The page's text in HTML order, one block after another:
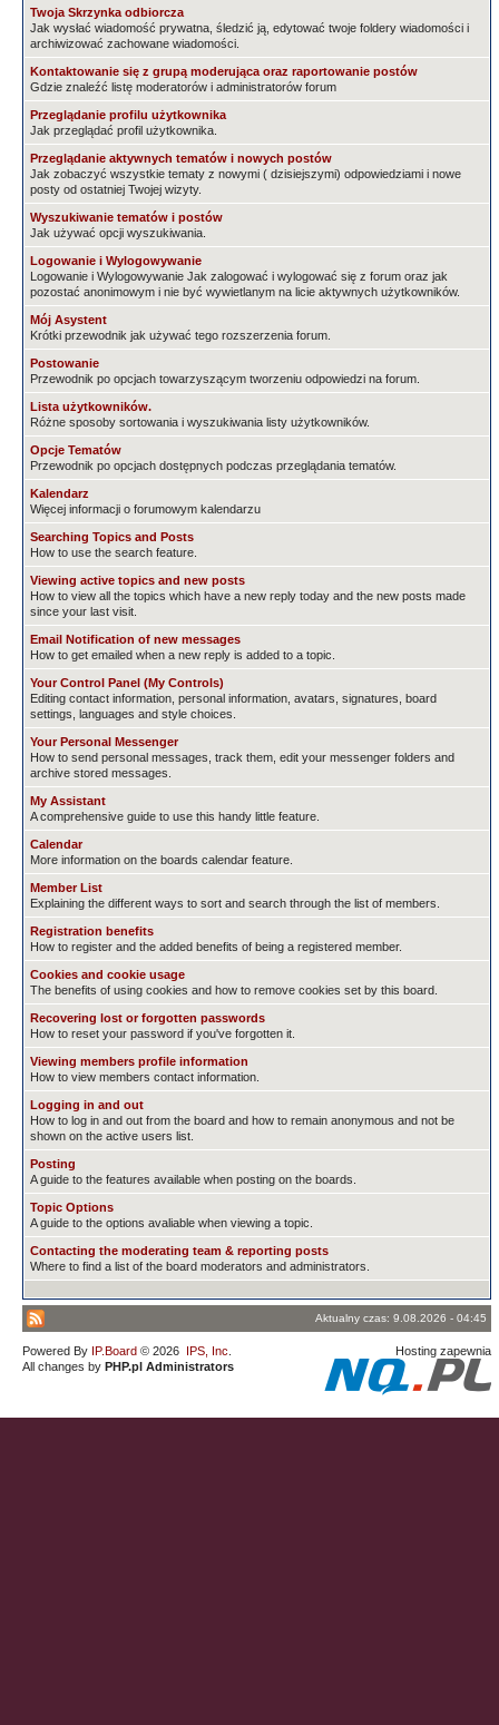
Twoja Skrzynka odbiorcza
Jak wysłać wiadomość prywatna, śledzić ją, edytować twoje foldery wiadomości i
archiwizować zachowane wiadomości.
Kontaktowanie się z grupą moderująca oraz raportowanie postów
Gdzie znaleźć listę moderatorów i administratorów forum
Przeglądanie profilu użytkownika
Jak przeglądać profil użytkownika.
Przeglądanie aktywnych tematów i nowych postów
Jak zobaczyć wszystkie tematy z nowymi ( dzisiejszymi) odpowiedziami i nowe
posty od ostatniej Twojej wizyty.
Wyszukiwanie tematów i postów
Jak używać opcji wyszukiwania.
Logowanie i Wylogowywanie
Logowanie i Wylogowywanie Jak zalogować i wylogować się z forum oraz jak
pozostać anonimowym i nie być wywietlanym na licie aktywnych użytkowników.
Mój Asystent
Krótki przewodnik jak używać tego rozszerzenia forum.
Postowanie
Przewodnik po opcjach towarzyszącym tworzeniu odpowiedzi na forum.
Lista użytkowników.
Różne sposoby sortowania i wyszukiwania listy użytkowników.
Opcje Tematów
Przewodnik po opcjach dostępnych podczas przeglądania tematów.
Kalendarz
Więcej informacji o forumowym kalendarzu
Searching Topics and Posts
How to use the search feature.
Viewing active topics and new posts
How to view all the topics which have a new reply today and the new posts made
since your last visit.
Email Notification of new messages
How to get emailed when a new reply is added to a topic.
Your Control Panel (My Controls)
Editing contact information, personal information, avatars, signatures, board
settings, languages and style choices.
Your Personal Messenger
How to send personal messages, track them, edit your messenger folders and
archive stored messages.
My Assistant
A comprehensive guide to use this handy little feature.
Calendar
More information on the boards calendar feature.
Member List
Explaining the different ways to sort and search through the list of members.
Registration benefits
How to register and the added benefits of being a registered member.
Cookies and cookie usage
The benefits of using cookies and how to remove cookies set by this board.
Recovering lost or forgotten passwords
How to reset your password if you've forgotten it.
Viewing members profile information
How to view members contact information.
Logging in and out
How to log in and out from the board and how to remain anonymous and not be
shown on the active users list.
Posting
A guide to the features available when posting on the boards.
Topic Options
A guide to the options avaliable when viewing a topic.
Contacting the moderating team & reporting posts
Where to find a list of the board moderators and administrators.
Aktualny czas: 9.08.2026 - 04:45
Powered By IP.Board © 2026 IPS, Inc
All changes by PHP.pl Administrators
Hosting zapewnia